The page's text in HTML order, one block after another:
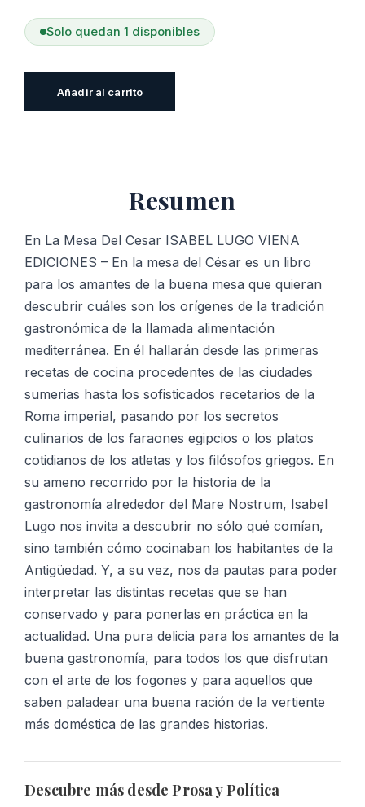
Solo quedan 1 disponibles
Añadir al carrito
Resumen
En La Mesa Del Cesar ISABEL LUGO VIENA
EDICIONES – En la mesa del César es un libro
para los amantes de la buena mesa que quieran
descubrir cuáles son los orígenes de la tradición
gastronómica de la llamada alimentación
mediterránea. En él hallarán desde las primeras
recetas de cocina procedentes de las ciudades
sumerias hasta los sofisticados recetarios de la
Roma imperial, pasando por los secretos
culinarios de los faraones egipcios o los platos
cotidianos de los atletas y los filósofos griegos. En
su ameno recorrido por la historia de la
gastronomía alrededor del Mare Nostrum, Isabel
Lugo nos invita a descubrir no sólo qué comían,
sino también cómo cocinaban los habitantes de la
Antigüedad. Y, a su vez, nos da pautas para poder
interpretar las distintas recetas que se han
conservado y para ponerlas en práctica en la
actualidad. Una pura delicia para los amantes de la
buena gastronomía, para todos los que disfrutan
con el arte de los fogones y para aquellos que
saben paladear una buena ración de la vertiente
más doméstica de las grandes historias.
Descubre más desde Prosa y Política